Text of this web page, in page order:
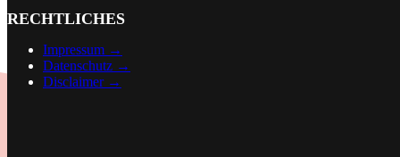
RECHTLICHES
Impressum →
Datenschutz →
Disclaimer→